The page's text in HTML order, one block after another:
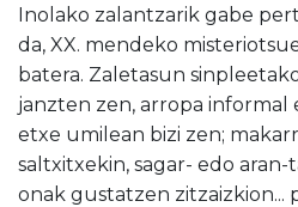
Inolako zalantzarik gabe
da, XX. mendeko
batera. Zaletasun
janzten zen, arropa informal
etxe umilean bizi zen;
saltxitxekin, sagar- edo
onak gustatzen zitzaizkion...